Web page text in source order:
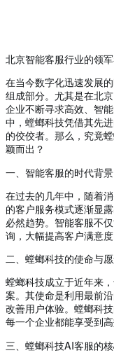
北京智能客服行业的领
在当今数字化迅速发展
组成部分。尤其是在北
企业不断寻求高效、智
中，螳螂科技凭借其先
的佼佼者。那么，究竟
颖而出？
一、智能客服的时代背景
在过去的几年中，随着
的客户服务模式逐渐显
必然趋势。智能客服不
询，大幅提高客户满意度
二、螳螂科技的使命与
螳螂科技成立于近年来
案。其使命是利用最前
改善用户体验。螳螂科
每一个企业都能享受到
三、螳螂科技AI客服的